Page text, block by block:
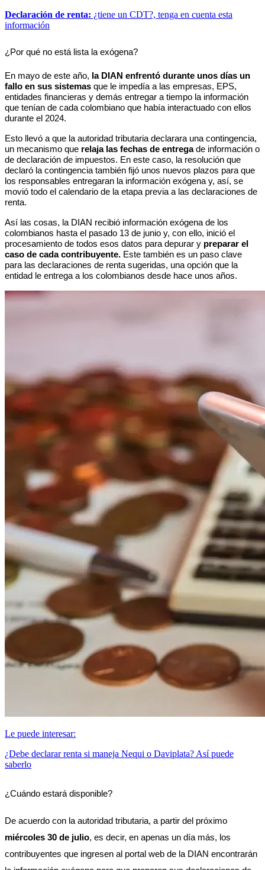
Declaración de renta: ¿tiene un CDT?, tenga en cuenta esta
información
¿Por qué no está lista la exógena?
En mayo de este año, la DIAN enfrentó durante unos días un
fallo en sus sistemas que le impedía a las empresas, EPS,
entidades financieras y demás entregar a tiempo la información
que tenían de cada colombiano que había interactuado con ellos
durante el 2024.
Esto llevó a que la autoridad tributaria declarara una contingencia,
un mecanismo que relaja las fechas de entrega de información o
de declaración de impuestos. En este caso, la resolución que
declaró la contingencia también fijó unos nuevos plazos para que
los responsables entregaran la información exógena y, así, se
movió todo el calendario de la etapa previa a las declaraciones de
renta.
Así las cosas, la DIAN recibió información exógena de los
colombianos hasta el pasado 13 de junio y, con ello, inició el
procesamiento de todos esos datos para depurar y preparar el
caso de cada contribuyente. Este también es un paso clave
para las declaraciones de renta sugeridas, una opción que la
entidad le entrega a los colombianos desde hace unos años.
Le puede interesar:
¿Debe declarar renta si maneja Nequi o Daviplata? Así puede
saberlo
¿Cuándo estará disponible?
miércoles 30 de julio, es decir, en apenas un día más, los
contribuyentes que ingresen al portal web de la DIAN encontrarán